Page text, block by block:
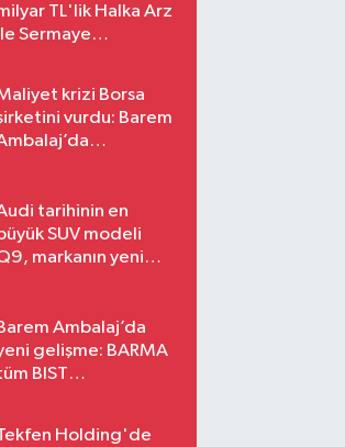
TL'lik Halka Arz
Sermaye
krizi Borsa
vurdu: Barem
tarihinin en
SUV modeli
markanın yeni
Ambalaj’da
gelişme: BARMA
BIST
Holding'de